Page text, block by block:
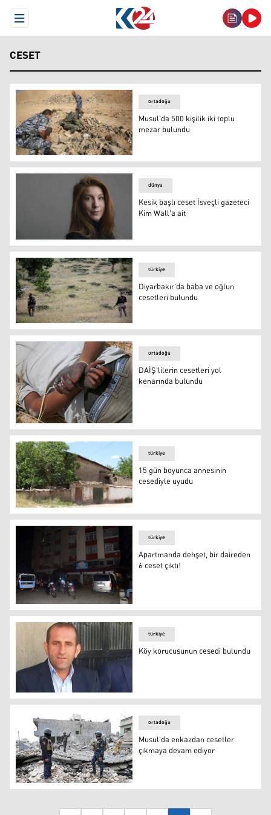
Open Menu
CESET
Musul'da 500 kişilik iki toplu mezar bulundu
ortadoğu
Musul'da 500 kişilik iki toplu
mezar bulundu
Kesik başlı ceset İsveçli gazeteci Kim Wall'a ait
dünya
Kesik başlı ceset İsveçli gazeteci
Kim Wall'a ait
Diyarbakır’da baba ve oğlun cesetleri bulundu
türkiye
Diyarbakır’da baba ve oğlun
cesetleri bulundu
DAİŞ'lilerin cesetleri yol kenarında bulundu
ortadoğu
DAİŞ'lilerin cesetleri yol
kenarında bulundu
15 gün boyunca annesinin cesediyle uyudu
türkiye
15 gün boyunca annesinin
cesediyle uyudu
Apartmanda dehşet, bir daireden 6 ceset çıktı!
türkiye
Apartmanda dehşet, bir daireden
6 ceset çıktı!
Köy korucusunun cesedi bulundu
türkiye
Köy korucusunun cesedi bulundu
Musul’da enkazdan cesetler çıkmaya devam ediyor
ortadoğu
Musul’da enkazdan cesetler
çıkmaya devam ediyor